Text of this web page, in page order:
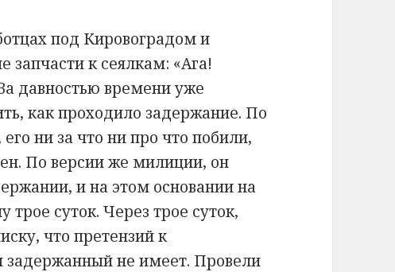
под Кировоградом и
запчасти к сеялкам: «Ага!
давностью времени уже
как проходило задержание. По
ни за что ни про что побили,
По версии же милиции, он
и на этом основании на
суток. Через трое суток,
что претензий к
не имеет. Провели